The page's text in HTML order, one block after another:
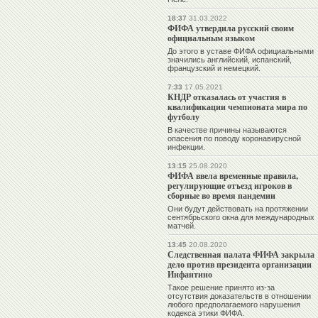
18:3731.03.2022
ФИФА утвердила русский своим
официальным языком
До этого в уставе ФИФА официальными
значились английский, испанский,
французский и немецкий.
7:3317.05.2021
КНДР отказалась от участия в
квалификации чемпионата мира по
футболу
В качестве причины называются
опасения по поводу коронавирусной
инфекции.
13:1525.08.2020
ФИФА ввела временные правила,
регулирующие отъезд игроков в
сборные во время пандемии
Они будут действовать на протяжении
сентябрьского окна для международных
матчей.
13:4520.08.2020
Следственная палата ФИФА закрыла
дело против президента организации
Инфантино
Такое решение принято из-за
отсутствия доказательств в отношении
любого предполагаемого нарушения
кодекса этики ФИФА.